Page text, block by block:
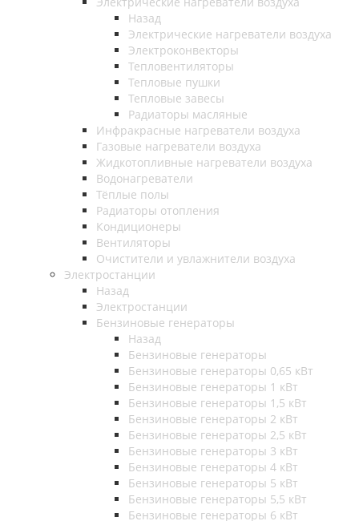
Назад
Электрические нагреватели воздуха
Электроконвекторы
Тепловентиляторы
Тепловые пушки
Тепловые завесы
Радиаторы масляные
Инфракрасные нагреватели воздуха
Газовые нагреватели воздуха
Жидкотопливные нагреватели воздуха
Водонагреватели
Тёплые полы
Радиаторы отопления
Кондиционеры
Вентиляторы
Очистители и увлажнители воздуха
Электростанции
Назад
Электростанции
Бензиновые генераторы
Назад
Бензиновые генераторы
Бензиновые генераторы 0,65 кВт
Бензиновые генераторы 1 кВт
Бензиновые генераторы 1,5 кВт
Бензиновые генераторы 2 кВт
Бензиновые генераторы 2,5 кВт
Бензиновые генераторы 3 кВт
Бензиновые генераторы 4 кВт
Бензиновые генераторы 5 кВт
Бензиновые генераторы 5,5 кВт
Бензиновые генераторы 6 кВт